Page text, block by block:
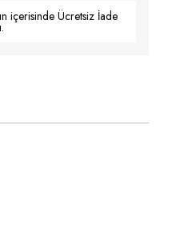
içerisinde Ücretsiz İade